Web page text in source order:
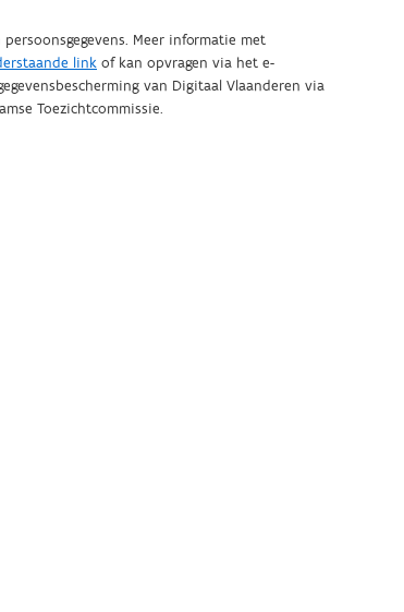
Meer informatie met
link of kan opvragen via het e-
Toezichtcommissie.